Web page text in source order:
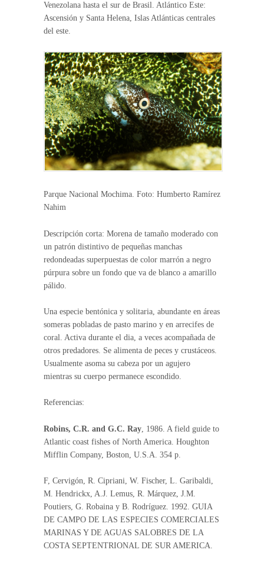
Venezolana hasta el sur de Brasil. Atlántico Este:
Ascensión y Santa Helena, Islas Atlánticas centrales
del este.
Parque Nacional Mochima. Foto: Humberto Ramírez
Nahim
Descripción corta: Morena de tamaño moderado con
un patrón distintivo de pequeñas manchas
redondeadas superpuestas de color marrón a negro
púrpura sobre un fondo que va de blanco a amarillo
pálido.
Una especie bentónica y solitaria, abundante en áreas
someras pobladas de pasto marino y en arrecifes de
coral. Activa durante el dia, a veces acompañada de
otros predadores. Se alimenta de peces y crustáceos.
Usualmente asoma su cabeza por un agujero
mientras su cuerpo permanece escondido.
Referencias:
Robins, C.R. and G.C. Ray , 1986. A field guide to
Atlantic coast fishes of North America. Houghton
Mifflin Company, Boston, U.S.A. 354 p.
F, Cervigón, R. Cipriani, W. Fischer, L. Garibaldi,
M. Hendrickx, A.J. Lemus, R. Márquez, J.M.
Poutiers, G. Robaina y B. Rodríguez. 1992. GUIA
DE CAMPO DE LAS ESPECIES COMERCIALES
MARINAS Y DE AGUAS SALOBRES DE LA
COSTA SEPTENTRIONAL DE SUR AMERICA.